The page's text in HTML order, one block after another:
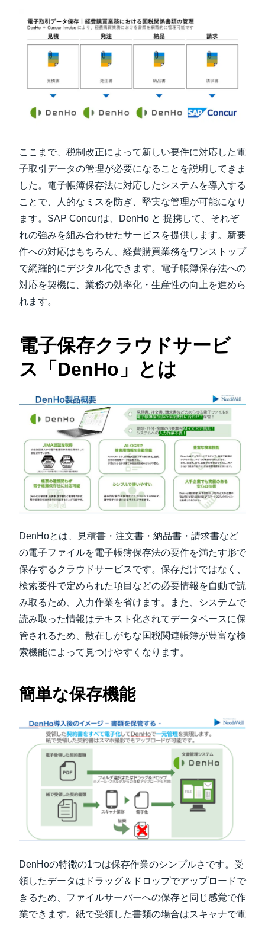
ここまで、税制改正によって新しい要件に対応した電
子取引データの管理が必要になることを説明してきま
した。電子帳簿保存法に対応したシステムを導入する
ことで、人的なミスを防ぎ、堅実な管理が可能になり
ます。SAP Concurは、DenHo と 提携して、それぞ
れの強みを組み合わせたサービスを提供します。新要
件への対応はもちろん、経費購買業務をワンストップ
で網羅的にデジタル化できます。電子帳簿保存法への
対応を契機に、業務の効率化・生産性の向上を進めら
れます。
電子保存クラウドサービ
ス「DenHo」とは
DenHoとは、見積書・注文書・納品書・請求書など
の電子ファイルを電子帳簿保存法の要件を満たす形で
保存するクラウドサービスです。保存だけではなく、
検索要件で定められた項目などの必要情報を自動で読
み取るため、入力作業を省けます。また、システムで
読み取った情報はテキスト化されてデータベースに保
管されるため、散在しがちな国税関連帳簿が豊富な検
索機能によって見つけやすくなります。
簡単な保存機能
DenHoの特徴の1つは保存作業のシンプルさです。受
領したデータはドラッグ＆ドロップでアップロードで
きるため、ファイルサーバーへの保存と同じ感覚で作
業できます。紙で受領した書類の場合はスキャナで電